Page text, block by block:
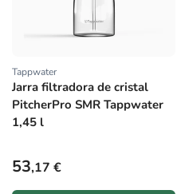
Proveedor:
Tappwater
Jarra filtradora de cristal
PitcherPro SMR Tappwater
1,45 l
Precio habitual
53,17 €